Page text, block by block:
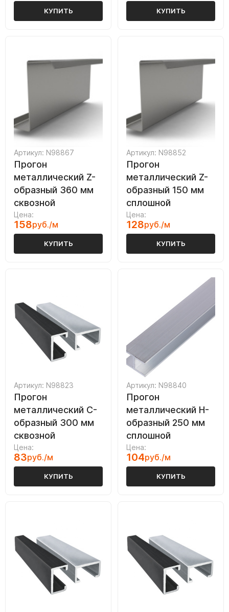
КУПИТЬ КУПИТЬ
Артикул: N98867
Прогон
металлический Z-
образный 360 мм
сквозной
Цена:
158руб./м
КУПИТЬ
Артикул: N98852
Прогон
металлический Z-
образный 150 мм
сплошной
Цена:
128руб./м
КУПИТЬ
Артикул: N98823
Прогон
металлический C-
образный 300 мм
сквозной
Цена:
83руб./м
КУПИТЬ
Артикул: N98840
Прогон
металлический H-
образный 250 мм
сплошной
Цена:
104руб./м
КУПИТЬ